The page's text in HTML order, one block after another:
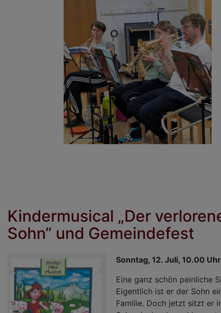
Kindermusical „Der
Sohn“ und Gemeindefest
Sonntag, 12. Juli, 10.00
Eine ganz schön peinliche
Eigentlich ist er der Sohn
Familie. Doch jetzt sitzt er